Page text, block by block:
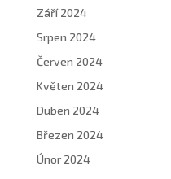
Září 2024
Srpen 2024
Červen 2024
Květen 2024
Duben 2024
Březen 2024
Únor 2024